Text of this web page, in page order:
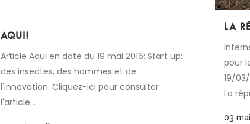
AQUI!
Article Aqui en date du 19 mai 2016: Start up:
des insectes, des hommes et de
l'innovation. Cliquez-ici pour consulter
l'article...
LA
pour
19/
La
03